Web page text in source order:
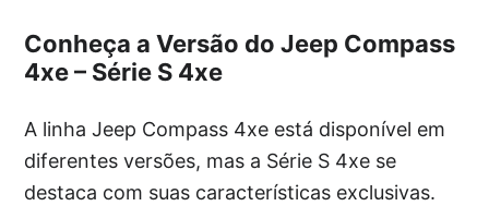
Conheça a Versão do Jeep Compass
4xe – Série S 4xe
A linha Jeep Compass 4xe está disponível em
diferentes versões, mas a Série S 4xe se
destaca com suas características exclusivas.